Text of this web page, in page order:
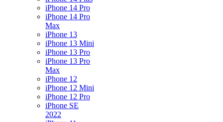
iPhone 14 Pro
iPhone 14 Pro
Max
iPhone 13
iPhone 13 Mini
iPhone 13 Pro
iPhone 13 Pro
Max
iPhone 12
iPhone 12 Mini
iPhone 12 Pro
iPhone SE
2022